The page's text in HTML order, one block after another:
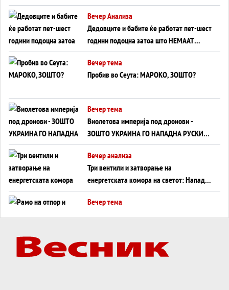
Германија до Црното Море...
Вечер Анализа
Дедовците и бабите ќе работат пет-шест
години подоцна затоа што НЕМААТ
ВНУЦИ ДА ГИ ЗАМЕНАТ
Вечер тема
Пробив во Сеута: МАРОКО, ЗОШТО?
Вечер тема
Виолетова империја под дронови -
ЗОШТО УКРАИНА ГО НАПАДНА РУСКИОТ
WILDBERRIES
Вечер анализа
Три вентили и затворање на
енергетската комора на светот: Нападот
во Суец најавува глобален енергетски
инфаркт?
Вечер тема
Вечер тема
Силиконскиот ѕид веќе не е непробоен,